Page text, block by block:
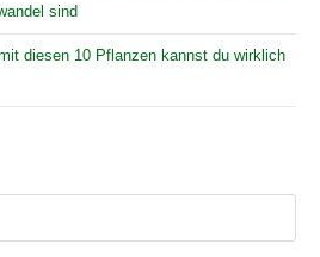
sind
diesen 10 Pflanzen kannst du wirklich